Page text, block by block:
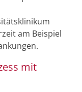
am Beispiel
mit